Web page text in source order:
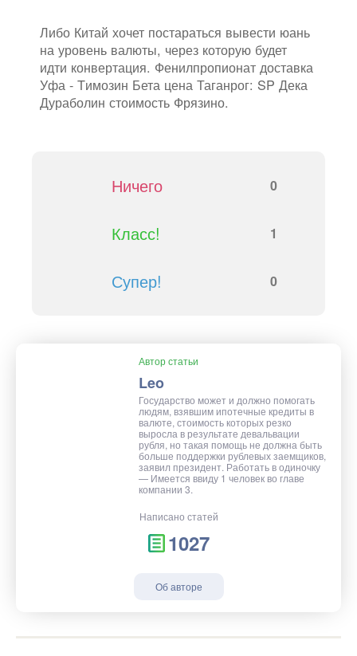
Либо Китай хочет постараться вывести юань
на уровень валюты, через которую будет
идти конвертация. Фенилпропионат доставка
Уфа - Tимозин Бета цена Таганрог: SP Дека
Дураболин стоимость Фрязино.
Ничего 0
Класс! 1
Супер! 0
Автор статьи
Leo
Государство может и должно помогать
людям, взявшим ипотечные кредиты в
валюте, стоимость которых резко
выросла в результате девальвации
рубля, но такая помощь не должна быть
больше поддержки рублевых заемщиков,
заявил президент. Работать в одиночку
— Имеется ввиду 1 человек во главе
компании 3.
Написано статей
1027
Об авторе